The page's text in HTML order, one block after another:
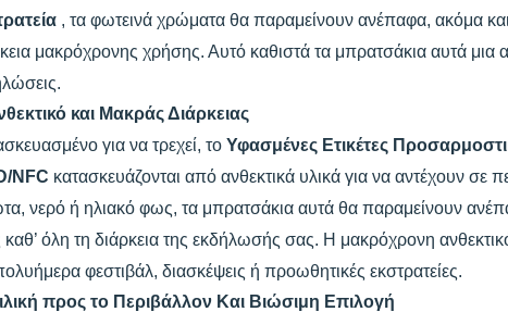
, τα φωτεινά χρώματα θα παραμείνουν ανέπαφα, ακόμα
μακρόχρονης χρήσης. Αυτό καθιστά τα μπρατσάκια αυτά μια
και Μακράς Διάρκειας
για να τρεχεί, το Υφασμένες Ετικέτες
NFC κατασκευάζονται από ανθεκτικά υλικά για να αντέχουν σε
νερό ή ηλιακό φως, τα μπρατσάκια αυτά θα παραμείνουν
καθ’ όλη τη διάρκεια της εκδήλωσής σας. Η μακρόχρονη
φεστιβάλ, διασκέψεις ή προωθητικές εκστρατείες.
προς το Περιβάλλον Και Βιώσιμη Επιλογή